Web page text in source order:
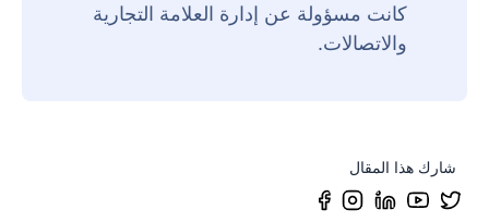
كانت مسؤولة عن إدارة العلامة التجارية
والاتصالات.
شارك هذا المقال